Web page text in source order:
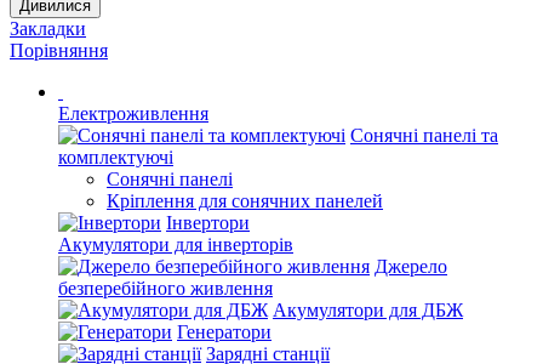
Дивилися
Закладки
Порівняння
Електроживлення
Сонячні панелі та
комплектуючі
Сонячні панелі
Кріплення для сонячних панелей
Інвертори
Акумулятори для інверторів
Джерело
безперебійного живлення
Акумулятори для ДБЖ
Генератори
Зарядні станції